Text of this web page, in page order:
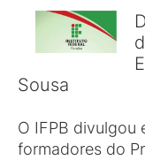
Sousa
O IFPB divulgou
formadores do